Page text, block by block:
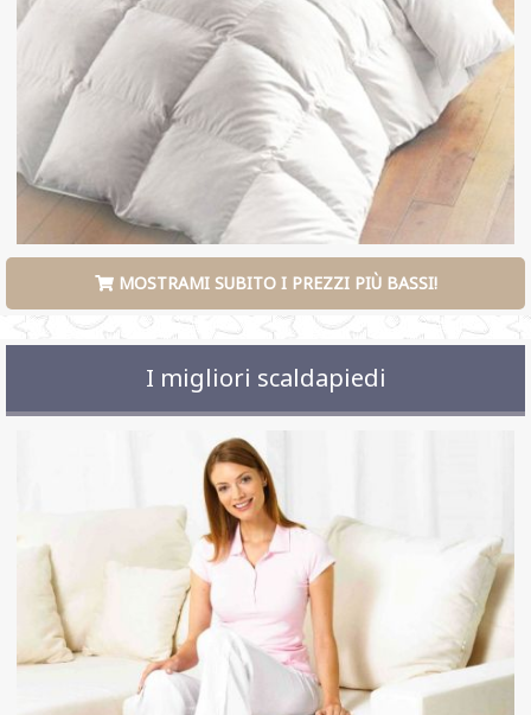
MOSTRAMI SUBITO I PREZZI PIÙ BASSI!
I migliori scaldapiedi